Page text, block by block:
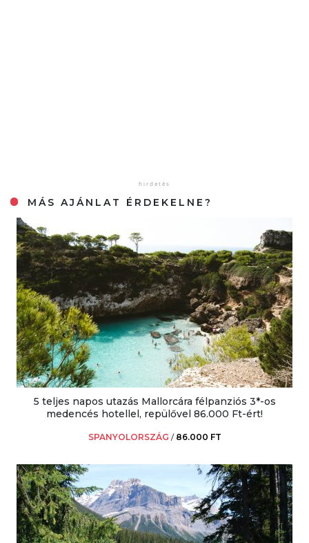
MÁS AJÁNLAT ÉRDEKELNE?
5 teljes napos utazás Mallorcára félpanziós 3*-os
medencés hotellel, repülővel 86.000 Ft-ért!
SPANYOLORSZÁG / 86.000 FT